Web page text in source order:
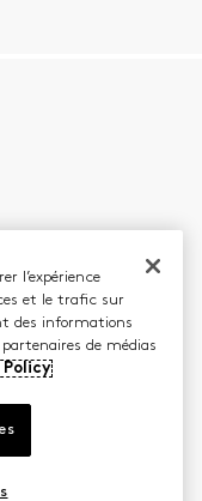
l’expérience
et le trafic sur
des informations
de médias
Policy